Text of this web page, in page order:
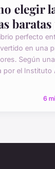
elegir
perfecto
en una
Según una
por el Instituto
6